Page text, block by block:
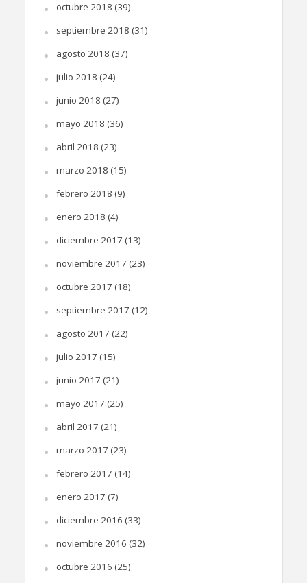
octubre 2018 (39)
septiembre 2018 (31)
agosto 2018 (37)
julio 2018 (24)
junio 2018 (27)
mayo 2018 (36)
abril 2018 (23)
marzo 2018 (15)
febrero 2018 (9)
enero 2018 (4)
diciembre 2017 (13)
noviembre 2017 (23)
octubre 2017 (18)
septiembre 2017 (12)
agosto 2017 (22)
julio 2017 (15)
junio 2017 (21)
mayo 2017 (25)
abril 2017 (21)
marzo 2017 (23)
febrero 2017 (14)
enero 2017 (7)
diciembre 2016 (33)
noviembre 2016 (32)
octubre 2016 (25)